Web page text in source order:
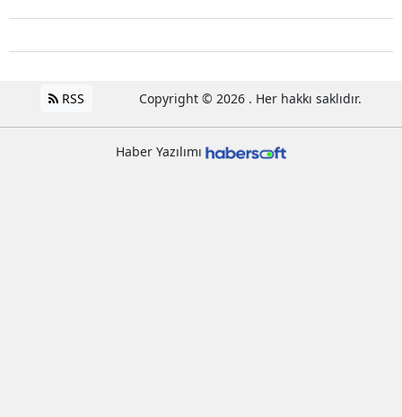
RSS Copyright © 2026 . Her hakkı saklıdır.
Haber Yazılımı